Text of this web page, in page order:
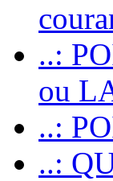
..:
ou
..:
..: